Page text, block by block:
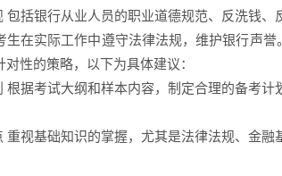
包括银行从业人员的职业道德规范、反洗钱
生在实际工作中遵守法律法规，维护银行声
性的策略，以下为具体建议：
根据考试大纲和样本内容，制定合理的备考
重视基础知识的掌握，尤其是法律法规、金融